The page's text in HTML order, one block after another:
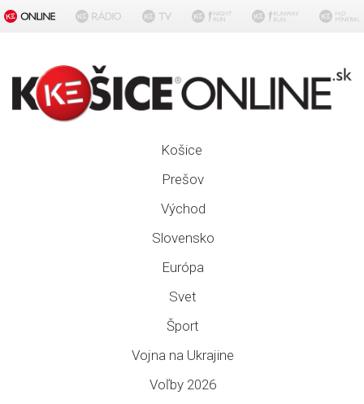
Košice
Prešov
Východ
Slovensko
Európa
Svet
Šport
Vojna na Ukrajine
Voľby 2026